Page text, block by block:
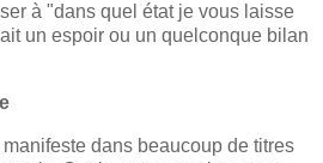
à "dans quel état je vous laisse
un espoir ou un quelconque bilan
manifeste dans beaucoup de titres